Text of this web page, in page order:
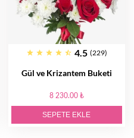
4.5 (229)
Gül ve Krizantem Buketi
8 230.00 ₺
SEPETE EKLE